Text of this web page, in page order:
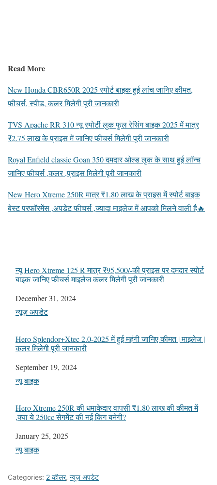
Read More
New Honda CBR650R 2025 स्पोर्ट बाइक हुई लांच जानिए कीमत,
फीचर्स, स्पीड, कलर मिलेगी पूरी जानकारी
TVS Apache RR 310 न्यू स्पोर्टी लुक फुल रेसिंग बाइक 2025 में मात्र
₹2.75 लाख के प्राइस में जानिए फीचर्स मिलेगी पूरी जानकारी
Royal Enfield classic Goan 350 दमदार ओल्ड लुक के साथ हुई लॉन्च
जानिए फीचर्स ,कलर ,प्राइस मिलेगी पूरी जानकारी
New Hero Xtreme 250R मात्र ₹1.80 लाख के प्राइस में स्पोर्ट बाइक
बेस्ट परफॉरमेंस ,अपडेट फीचर्स ,ज्यादा माइलेज में आपको मिलने वाली है🔥
न्यू Hero Xtreme 125 R मात्र ₹95,500/-की प्राइस पर दमदार स्पोर्ट
बाइक जानिए फीचर्स माइलेज कलर मिलेगी पूरी जानकारी
Date
December 31, 2024
In relation to
न्यूज़ अपडेट
Hero Splendor+Xtec 2.0-2025 में हुई महंगी जानिए कीमत | माइलेज |
कलर मिलेगी पूरी जानकारी
Date
September 19, 2024
In relation to
न्यू बाइक
Hero Xtreme 250R की धमाकेदार वापसी ₹1.80 लाख की कीमत में
,क्या ये 250cc सेगमेंट की नई किंग बनेगी?
Date
January 25, 2025
In relation to
न्यू बाइक
Categories: 2 व्हीलर, न्यूज़ अपडेट